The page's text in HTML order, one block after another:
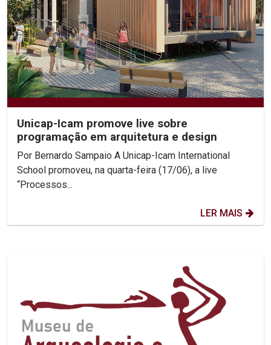
Unicap-Icam promove live sobre
programação em arquitetura e design
Por Bernardo Sampaio A Unicap-Icam International
School promoveu, na quarta-feira (17/06), a live
“Processos...
LER MAIS